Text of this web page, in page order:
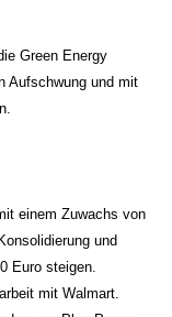
Green Energy
Aufschwung und mit
einem Zuwachs von
und
Euro steigen.
mit Walmart.